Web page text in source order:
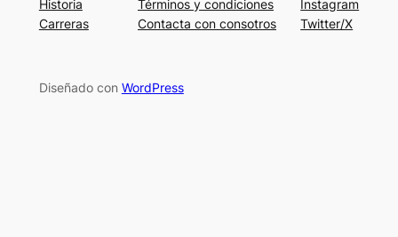
Historia
Carreras
Términos y condiciones
Contacta con consotros
Instagram
Twitter/X
Diseñado con WordPress